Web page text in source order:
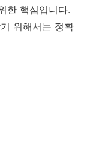
한 핵심입니다.
위해서는 정확